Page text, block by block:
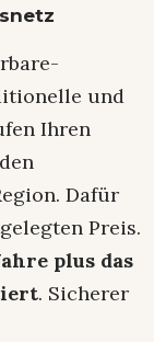
und
Ihren
Dafür
Preis.
plus das
. Sicherer